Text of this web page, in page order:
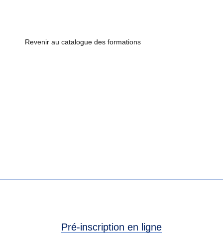
Revenir au catalogue des formations
Pré-inscription en ligne